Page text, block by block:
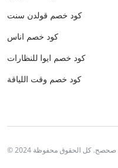
كود خصم قولدن سنت
كود خصم اناس
كود خصم ايوا للنظارات
كود خصم وقت اللياقة
© 2024 صحصح. كل الحقوق محفوظة